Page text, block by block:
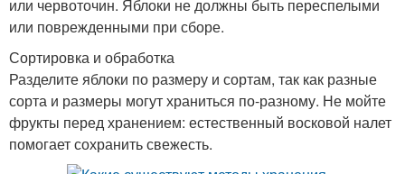
или червоточин. Яблоки не должны быть переспелыми
или поврежденными при сборе.
Сортировка и обработка
Разделите яблоки по размеру и сортам, так как разные
сорта и размеры могут храниться по-разному. Не мойте
фрукты перед хранением: естественный восковой налет
помогает сохранить свежесть.